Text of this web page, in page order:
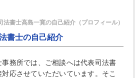
法書士高島一寛の自己紹介（プロフィール）
書士の自己紹介
務所では、ご相談へは代表司法書
応させていただいています。そこ